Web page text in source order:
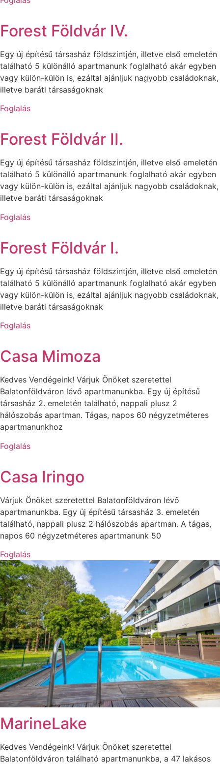
Forest Földvár IV.
Egy új építésű társasház földszintjén, illetve első emeletén
található 5 különálló apartmanunk foglalható akár egyben
vagy külön-külön is, ezáltal ajánljuk nagyobb családoknak,
illetve baráti társaságoknak
Foglalás
Forest Földvár II.
Egy új építésű társasház földszintjén, illetve első emeletén
található 5 különálló apartmanunk foglalható akár egyben
vagy külön-külön is, ezáltal ajánljuk nagyobb családoknak,
illetve baráti társaságoknak
Foglalás
Forest Földvár I.
Egy új építésű társasház földszintjén, illetve első emeletén
található 5 különálló apartmanunk foglalható akár egyben
vagy külön-külön is, ezáltal ajánljuk nagyobb családoknak,
illetve baráti társaságoknak
Foglalás
Casa Mimoza
Kedves Vendégeink! Várjuk Önöket szeretettel
Balatonföldváron lévő apartmanunkba. Egy új építésű
társasház 2. emeletén található, nappali plusz 2
hálószobás apartman. Tágas, napos 60 négyzetméteres
apartmanunkhoz
Foglalás
Casa Iringo
Várjuk Önöket szeretettel Balatonföldváron lévő
apartmanunkba. Egy új építésű társasház 3. emeletén
található, nappali plusz 2 hálószobás apartman. A tágas,
napos 60 négyzetméteres apartmanunk 50
Foglalás
MarineLake
Kedves Vendégeink! Várjuk Önöket szeretettel
Balatonföldváron található apartmanunkba, a 47 lakásos